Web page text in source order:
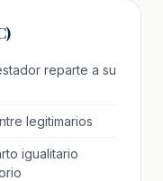
reparte a su
legitimarios
igualitario